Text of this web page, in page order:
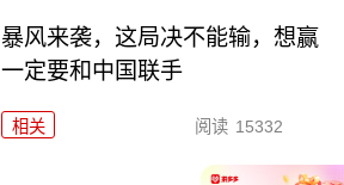
暴风来袭，这局决不能输，想赢
一定要和中国联手
相关 阅读 15332